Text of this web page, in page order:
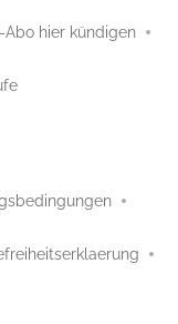
Abo hier kündigen